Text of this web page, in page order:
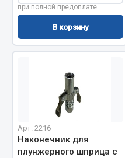
Весь раздел
Смазочные
Охладжающие жидкости
Технические жидкости
при полной предоплате
В корзину
Арт. 2216
Наконечник для
плунжерного шприца с